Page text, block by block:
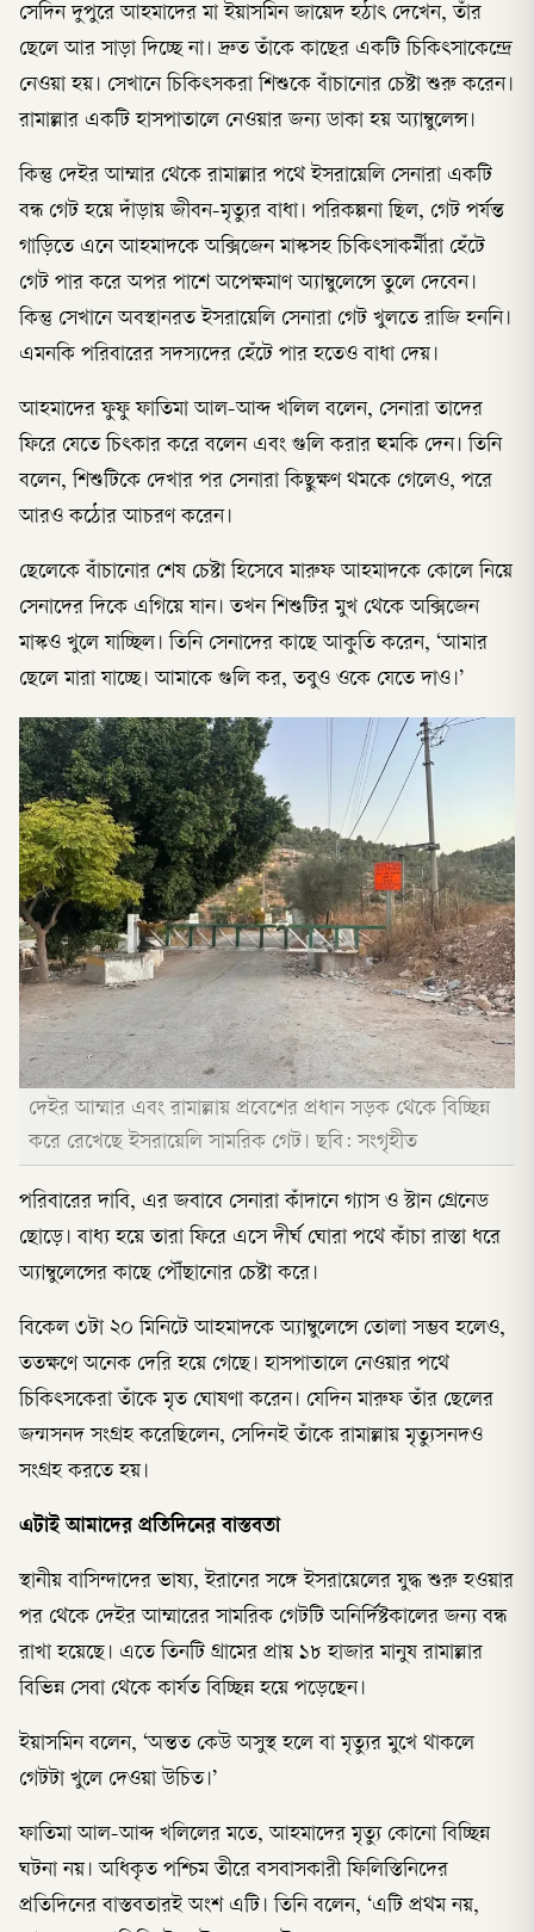
সেদিন দুপুরে আহমাদের মা ইয়াসমিন জায়েদ হঠাৎ দেখেন, তাঁর
ছেলে আর সাড়া দিচ্ছে না। দ্রুত তাঁকে কাছের একটি চিকিৎসাকেন্দ্রে
নেওয়া হয়। সেখানে চিকিৎসকরা শিশুকে বাঁচানোর চেষ্টা শুরু করেন।
রামাল্লার একটি হাসপাতালে নেওয়ার জন্য ডাকা হয় অ্যাম্বুলেন্স।
কিন্তু দেইর আম্মার থেকে রামাল্লার পথে ইসরায়েলি সেনারা একটি
বন্ধ গেট হয়ে দাঁড়ায় জীবন-মৃত্যুর বাধা। পরিকল্পনা ছিল, গেট পর্যন্ত
গাড়িতে এনে আহমাদকে অক্সিজেন মাস্কসহ চিকিৎসাকর্মীরা হেঁটে
গেট পার করে অপর পাশে অপেক্ষমাণ অ্যাম্বুলেন্সে তুলে দেবেন।
কিন্তু সেখানে অবস্থানরত ইসরায়েলি সেনারা গেট খুলতে রাজি হননি।
এমনকি পরিবারের সদস্যদের হেঁটে পার হতেও বাধা দেয়।
আহমাদের ফুফু ফাতিমা আল-আব্দ খলিল বলেন, সেনারা তাদের
ফিরে যেতে চিৎকার করে বলেন এবং গুলি করার হুমকি দেন। তিনি
বলেন, শিশুটিকে দেখার পর সেনারা কিছুক্ষণ থমকে গেলেও, পরে
আরও কঠোর আচরণ করেন।
ছেলেকে বাঁচানোর শেষ চেষ্টা হিসেবে মারুফ আহমাদকে কোলে নিয়ে
সেনাদের দিকে এগিয়ে যান। তখন শিশুটির মুখ থেকে অক্সিজেন
মাস্কও খুলে যাচ্ছিল। তিনি সেনাদের কাছে আকুতি করেন, ‘আমার
ছেলে মারা যাচ্ছে। আমাকে গুলি কর, তবুও ওকে যেতে দাও।’
দেইর আম্মার এবং রামাল্লায় প্রবেশের প্রধান সড়ক থেকে বিচ্ছিন্ন
করে রেখেছে ইসরায়েলি সামরিক গেট। ছবি: সংগৃহীত
পরিবারের দাবি, এর জবাবে সেনারা কাঁদানে গ্যাস ও স্টান গ্রেনেড
ছোড়ে। বাধ্য হয়ে তারা ফিরে এসে দীর্ঘ ঘোরা পথে কাঁচা রাস্তা ধরে
অ্যাম্বুলেন্সের কাছে পৌঁছানোর চেষ্টা করে।
বিকেল ৩টা ২০ মিনিটে আহমাদকে অ্যাম্বুলেন্সে তোলা সম্ভব হলেও,
ততক্ষণে অনেক দেরি হয়ে গেছে। হাসপাতালে নেওয়ার পথে
চিকিৎসকেরা তাঁকে মৃত ঘোষণা করেন। যেদিন মারুফ তাঁর ছেলের
জন্মসনদ সংগ্রহ করেছিলেন, সেদিনই তাঁকে রামাল্লায় মৃত্যুসনদও
সংগ্রহ করতে হয়।
এটাই আমাদের প্রতিদিনের বাস্তবতা
স্থানীয় বাসিন্দাদের ভাষ্য, ইরানের সঙ্গে ইসরায়েলের যুদ্ধ শুরু হওয়ার
পর থেকে দেইর আম্মারের সামরিক গেটটি অনির্দিষ্টকালের জন্য বন্ধ
রাখা হয়েছে। এতে তিনটি গ্রামের প্রায় ১৮ হাজার মানুষ রামাল্লার
বিভিন্ন সেবা থেকে কার্যত বিচ্ছিন্ন হয়ে পড়েছেন।
ইয়াসমিন বলেন, ‘অন্তত কেউ অসুস্থ হলে বা মৃত্যুর মুখে থাকলে
গেটটা খুলে দেওয়া উচিত।’
ফাতিমা আল-আব্দ খলিলের মতে, আহমাদের মৃত্যু কোনো বিচ্ছিন্ন
ঘটনা নয়। অধিকৃত পশ্চিম তীরে বসবাসকারী ফিলিস্তিনিদের
প্রতিদিনের বাস্তবতারই অংশ এটি। তিনি বলেন, ‘এটি প্রথম নয়,